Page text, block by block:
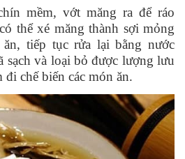
mềm, vớt măng ra để ráo
thể xé măng thành sợi mỏng
tiếp tục rửa lại bằng nước
sạch và loại bỏ được lượng lưu
chế biến các món ăn.